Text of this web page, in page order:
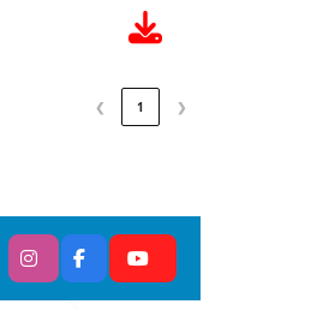
❮ 1 ❯